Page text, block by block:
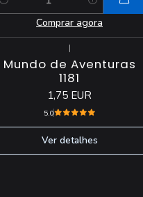
Quantidade
Comprar agora
|
Mundo de Aventuras
1181
1,75 EUR
5.0
Ver detalhes